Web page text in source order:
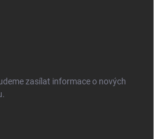
zasílat informace o nových